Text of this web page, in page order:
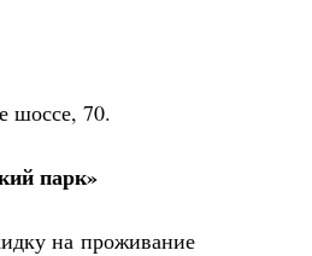
шоссе, 70.
парк»
на проживание